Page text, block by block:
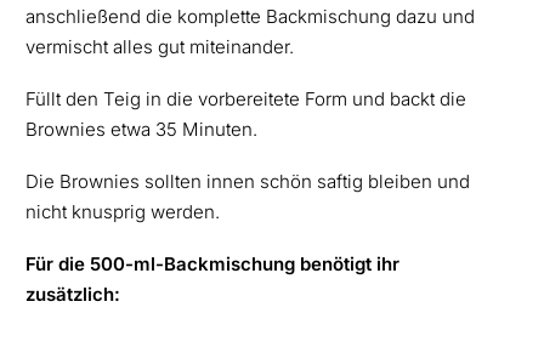
anschließend die komplette Backmischung dazu und
vermischt alles gut miteinander.
Füllt den Teig in die vorbereitete Form und backt die
Brownies etwa 35 Minuten.
Die Brownies sollten innen schön saftig bleiben und
nicht knusprig werden.
Für die 500-ml-Backmischung benötigt ihr
zusätzlich: